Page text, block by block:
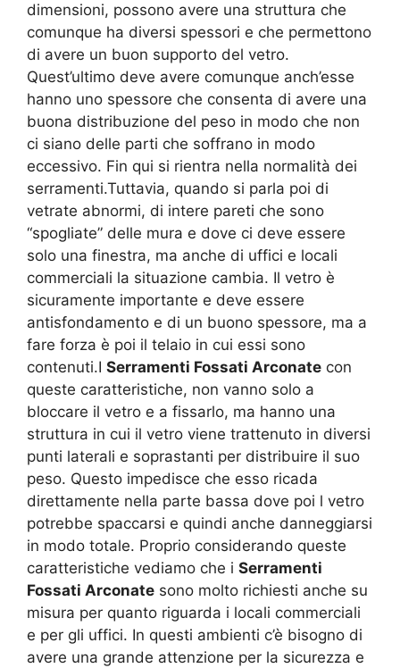
dimensioni, possono avere una struttura che
comunque ha diversi spessori e che permettono
di avere un buon supporto del vetro.
Quest’ultimo deve avere comunque anch’esse
hanno uno spessore che consenta di avere una
buona distribuzione del peso in modo che non
ci siano delle parti che soffrano in modo
eccessivo. Fin qui si rientra nella normalità dei
serramenti.Tuttavia, quando si parla poi di
vetrate abnormi, di intere pareti che sono
“spogliate” delle mura e dove ci deve essere
solo una finestra, ma anche di uffici e locali
commerciali la situazione cambia. Il vetro è
sicuramente importante e deve essere
antisfondamento e di un buono spessore, ma a
fare forza è poi il telaio in cui essi sono
contenuti.I Serramenti Fossati Arconate con
queste caratteristiche, non vanno solo a
bloccare il vetro e a fissarlo, ma hanno una
struttura in cui il vetro viene trattenuto in diversi
punti laterali e soprastanti per distribuire il suo
peso. Questo impedisce che esso ricada
direttamente nella parte bassa dove poi l vetro
potrebbe spaccarsi e quindi anche danneggiarsi
in modo totale. Proprio considerando queste
caratteristiche vediamo che i Serramenti
Fossati Arconate sono molto richiesti anche su
misura per quanto riguarda i locali commerciali
e per gli uffici. In questi ambienti c’è bisogno di
avere una grande attenzione per la sicurezza e